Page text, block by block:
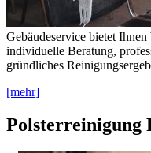
Gebäudeservice bietet
individuelle Beratung,
gründliches
[mehr]